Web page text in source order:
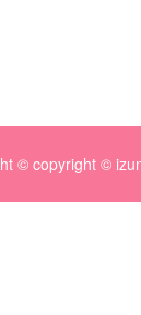
© copyright ©